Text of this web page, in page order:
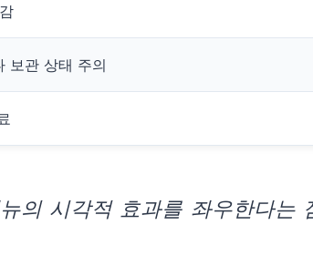
보관 상태 주의
의 시각적 효과를 좌우한다는